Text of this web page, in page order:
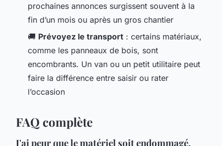
prochaines annonces surgissent souvent à la
fin d’un mois ou après un gros chantier
🚚 Prévoyez le transport : certains matériaux,
comme les panneaux de bois, sont
encombrants. Un van ou un petit utilitaire peut
faire la différence entre saisir ou rater
l’occasion
FAQ complète
J'ai peur que le matériel soit endommagé,